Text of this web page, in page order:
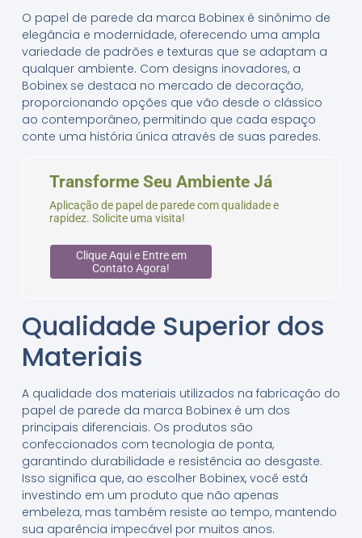
O papel de parede da marca Bobinex é sinônimo de
elegância e modernidade, oferecendo uma ampla
variedade de padrões e texturas que se adaptam a
qualquer ambiente. Com designs inovadores, a
Bobinex se destaca no mercado de decoração,
proporcionando opções que vão desde o clássico
ao contemporâneo, permitindo que cada espaço
conte uma história única através de suas paredes.
Transforme Seu Ambiente Já
Aplicação de papel de parede com qualidade e
rapidez. Solicite uma visita!
Clique Aqui e Entre em
Contato Agora!
Qualidade Superior dos
Materiais
A qualidade dos materiais utilizados na fabricação do
papel de parede da marca Bobinex é um dos
principais diferenciais. Os produtos são
confeccionados com tecnologia de ponta,
garantindo durabilidade e resistência ao desgaste.
Isso significa que, ao escolher Bobinex, você está
investindo em um produto que não apenas
embeleza, mas também resiste ao tempo, mantendo
sua aparência impecável por muitos anos.